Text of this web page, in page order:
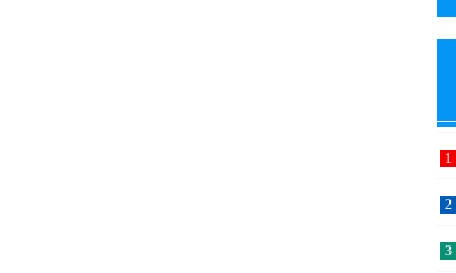
1
2
3